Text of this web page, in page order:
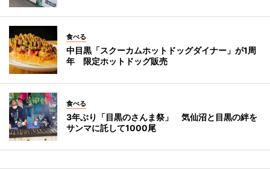
食べる
中目黒「スクーカムホットドッグダイナー」が1周
年 限定ホットドッグ販売
食べる
3年ぶり「目黒のさんま祭」 気仙沼と目黒の絆を
サンマに託して1000尾